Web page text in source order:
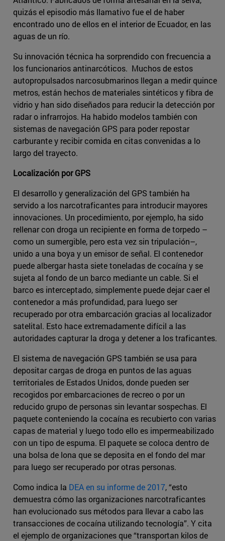
quizás el episodio más llamativo fue el de haber
encontrado uno de ellos en el interior de Ecuador, en las
aguas de un río.
Su innovación técnica ha sorprendido con frecuencia a
los funcionarios antinarcóticos. Muchos de estos
autopropulsados narcosubmarinos llegan a medir quince
metros, están hechos de materiales sintéticos y fibra de
vidrio y han sido diseñados para reducir la detección por
radar o infrarrojos. Ha habido modelos también con
sistemas de navegación GPS para poder repostar
carburante y recibir comida en citas convenidas a lo
largo del trayecto.
Localización por GPS
El desarrollo y generalización del GPS también ha
servido a los narcotraficantes para introducir mayores
innovaciones. Un procedimiento, por ejemplo, ha sido
rellenar con droga un recipiente en forma de torpedo –
como un sumergible, pero esta vez sin tripulación–,
unido a una boya y un emisor de señal. El contenedor
puede albergar hasta siete toneladas de cocaína y se
sujeta al fondo de un barco mediante un cable. Si el
barco es interceptado, simplemente puede dejar caer el
contenedor a más profundidad, para luego ser
recuperado por otra embarcación gracias al localizador
satelital. Esto hace extremadamente difícil a las
autoridades capturar la droga y detener a los traficantes.
El sistema de navegación GPS también se usa para
depositar cargas de droga en puntos de las aguas
territoriales de Estados Unidos, donde pueden ser
recogidos por embarcaciones de recreo o por un
reducido grupo de personas sin levantar sospechas. El
paquete conteniendo la cocaína es recubierto con varias
capas de material y luego todo ello es impermeabilizado
con un tipo de espuma. El paquete se coloca dentro de
una bolsa de lona que se deposita en el fondo del mar
para luego ser recuperado por otras personas.
Como indica la DEA en su informe de 2017, “esto
demuestra cómo las organizaciones narcotraficantes
han evolucionado sus métodos para llevar a cabo las
transacciones de cocaína utilizando tecnología”. Y cita
el ejemplo de organizaciones que “transportan kilos de